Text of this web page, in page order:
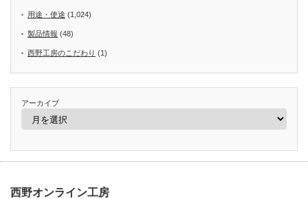
用途・使途 (1,024)
製品情報 (48)
西野工房のこだわり (1)
アーカイブ
西野オンライン工房